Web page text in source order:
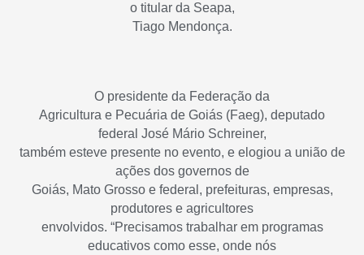
o titular da Seapa,
Tiago Mendonça.
O presidente da Federação da
Agricultura e Pecuária de Goiás (Faeg), deputado
federal José Mário Schreiner,
também esteve presente no evento, e elogiou a união de
ações dos governos de
Goiás, Mato Grosso e federal, prefeituras, empresas,
produtores e agricultores
envolvidos. “Precisamos trabalhar em programas
educativos como esse, onde nós